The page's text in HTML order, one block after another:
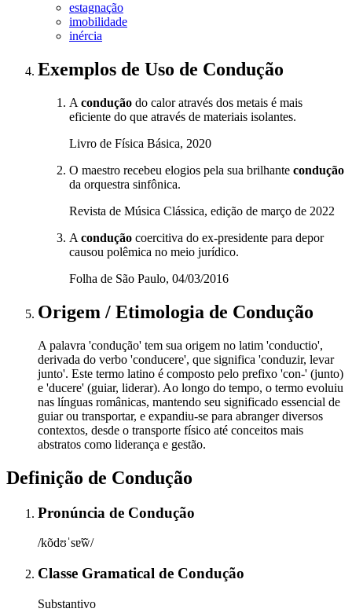
estagnação
imobilidade
inércia
Exemplos de Uso de Condução
A condução do calor através dos metais é mais
eficiente do que através de materiais isolantes.
Livro de Física Básica, 2020
O maestro recebeu elogios pela sua brilhante condução
da orquestra sinfônica.
Revista de Música Clássica, edição de março de 2022
A condução coercitiva do ex-presidente para depor
causou polêmica no meio jurídico.
Folha de São Paulo, 04/03/2016
Origem / Etimologia de Condução
A palavra 'condução' tem sua origem no latim 'conductio',
derivada do verbo 'conducere', que significa 'conduzir, levar
junto'. Este termo latino é composto pelo prefixo 'con-' (junto)
e 'ducere' (guiar, liderar). Ao longo do tempo, o termo evoluiu
nas línguas românicas, mantendo seu significado essencial de
guiar ou transportar, e expandiu-se para abranger diversos
contextos, desde o transporte físico até conceitos mais
abstratos como liderança e gestão.
Definição de Condução
Pronúncia de Condução
/kõdʊˈsɐ̃w̃/
Classe Gramatical de Condução
Substantivo